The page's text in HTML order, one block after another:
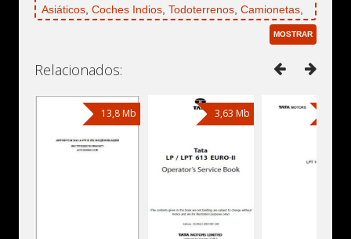
Asiáticos, Coches Indios, Todoterrenos, Camionetas,
MOSTRAR
Relacionados:
13,8 Mb 3,63 Mb